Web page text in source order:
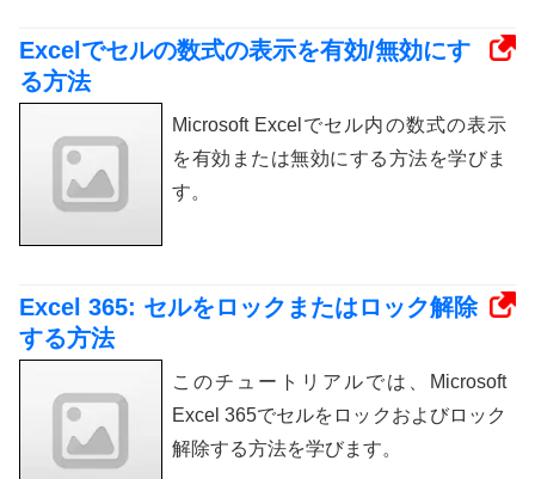
Excelでセルの数式の表示を有効/無効にす
る方法
Microsoft Excelでセル内の数式の表示
を有効または無効にする方法を学びま
す。
Excel 365: セルをロックまたはロック解除
する方法
このチュートリアルでは、Microsoft
Excel 365でセルをロックおよびロック
解除する方法を学びます。